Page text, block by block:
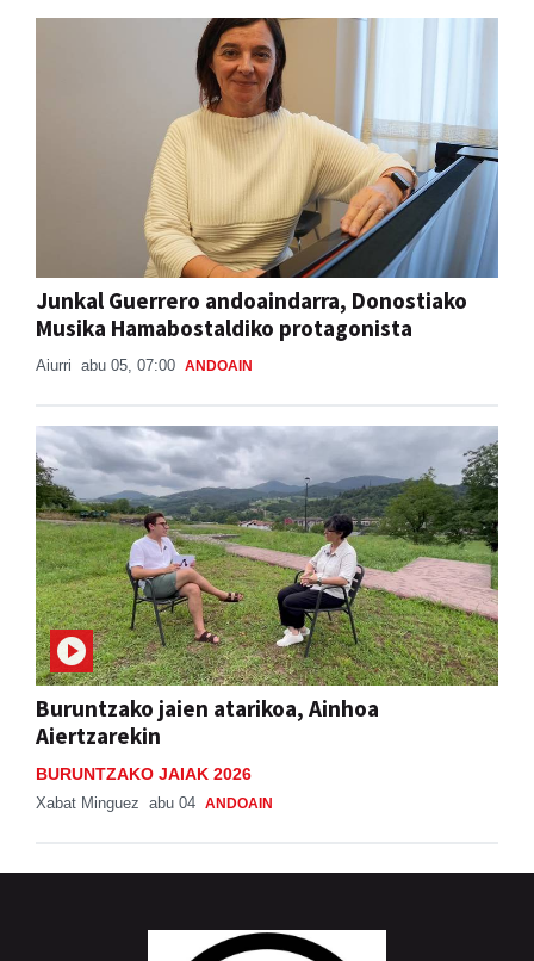
Junkal Guerrero andoaindarra, Donostiako
Musika Hamabostaldiko protagonista
Aiurri abu 05, 07:00 ANDOAIN
Buruntzako jaien atarikoa, Ainhoa
Aiertzarekin
BURUNTZAKO JAIAK 2026
Xabat Minguez abu 04 ANDOAIN